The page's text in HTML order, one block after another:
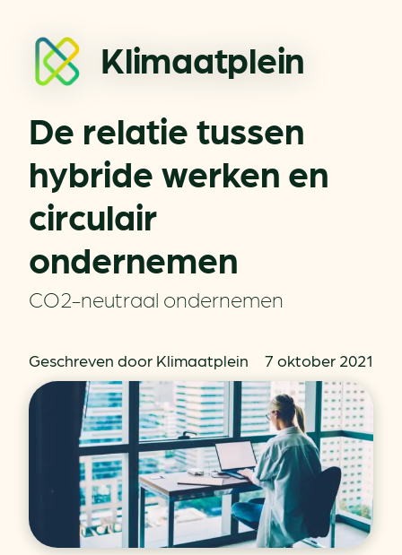
Klimaatplein
De relatie tussen
hybride werken en
circulair
ondernemen
CO2-neutraal ondernemen
Geschreven door Klimaatplein 7 oktober 2021